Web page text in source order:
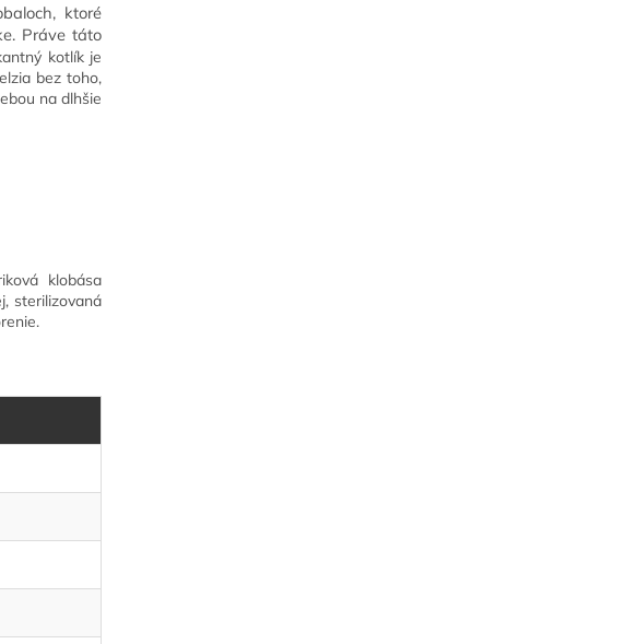
ktoré
Práve táto
kotlík je
bez toho,
na dlhšie
klobása
sterilizovaná